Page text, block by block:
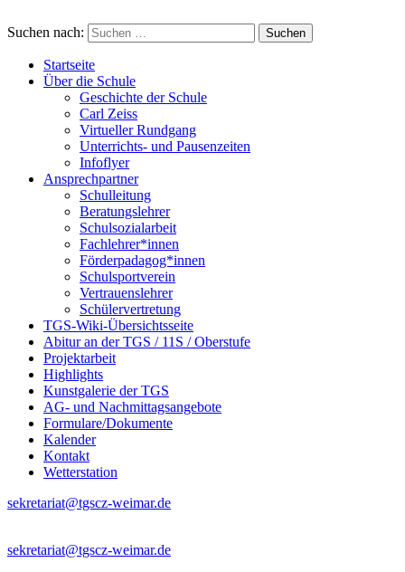
Suchen nach:
Startseite
Über die Schule
Geschichte der Schule
Carl Zeiss
Virtueller Rundgang
Unterrichts- und Pausenzeiten
Infoflyer
Ansprechpartner
Schulleitung
Beratungslehrer
Schulsozialarbeit
Fachlehrer*innen
Förderpadagog*innen
Schulsportverein
Vertrauenslehrer
Schülervertretung
TGS-Wiki-Übersichtsseite
Abitur an der TGS / 11S / Oberstufe
Projektarbeit
Highlights
Kunstgalerie der TGS
AG- und Nachmittagsangebote
Formulare/Dokumente
Kalender
Kontakt
Wetterstation
sekretariat@tgscz-weimar.de
sekretariat@tgscz-weimar.de